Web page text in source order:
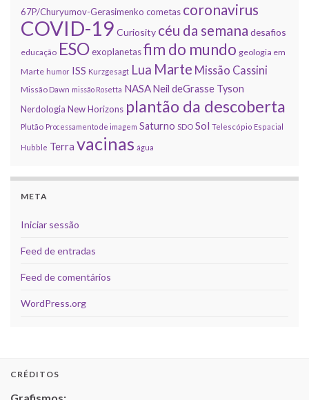
67P/Churyumov-Gerasimenko cometas coronavirus
COVID-19 Curiosity céu da semana desafios
educação ESOexoplanetasfim do mundo geologia em
Marte humor ISS Kurzgesagt Lua Marte Missão Cassini
Missão Dawn missão Rosetta NASANeil deGrasse Tyson
Nerdologia New Horizons plantão da descoberta
Plutão Processamento de imagem Saturno SDO Sol Telescópio Espacial
Hubble Terra vacinas água
META
Iniciar sessão
Feed de entradas
Feed de comentários
WordPress.org
CRÉDITOS